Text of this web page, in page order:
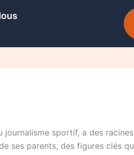
journalisme sportif, a des
ses parents, des figures clés